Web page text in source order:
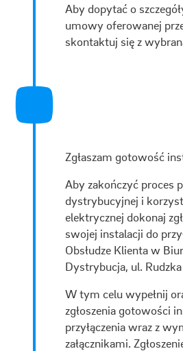
Aby dopytać o
umowy oferowanej
skontaktuj się z
Zgłaszam gotowość
Aby zakończyć proces
dystrybucyjnej i
elektrycznej dokonaj
swojej instalacji do
Obsłudze Klienta w
Dystrybucja, ul. Rudzka
W tym celu wypełnij
zgłoszenia gotowości
przyłączenia wraz z
załącznikami.